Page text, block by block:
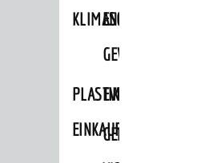
KLIMASCHUTZKOMMISSION
ENERGIEKARAWANE
GEWERBE
PLASTIKTÜTENFREIE
EINKAUFSSTADT
EVENTS
GEMEINSAME